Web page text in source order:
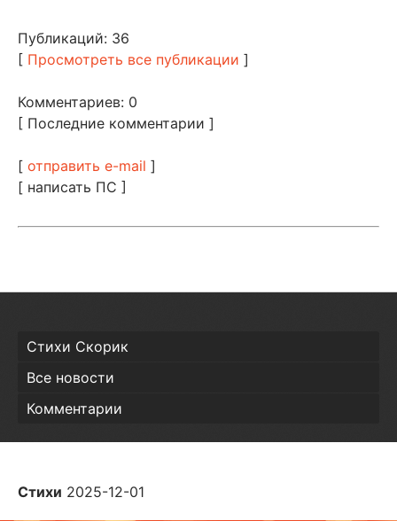
Публикаций: 36
[ Просмотреть все публикации ]
Комментариев: 0
[ Последние комментарии ]
[ отправить e-mail ]
[ написать ПС ]
Стихи Скорик
Все новости
Комментарии
Стихи 2025-12-01